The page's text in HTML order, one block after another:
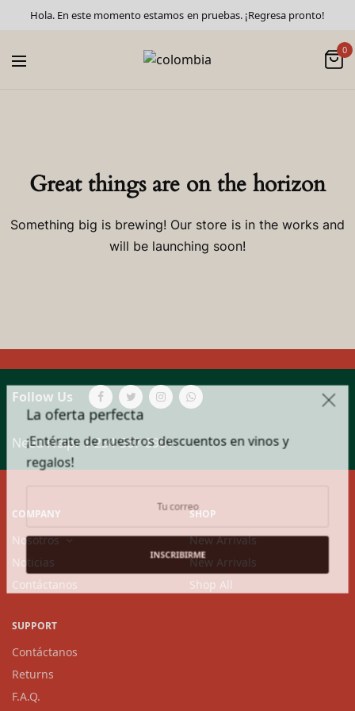
La oferta perfecta
¡Entérate de nuestros descuentos en vinos y
regalos!
INSCRIBIRME
Hola. En este momento estamos en pruebas. ¡Regresa pronto!
0
Great things are on the horizon
Something big is brewing! Our store is in the works and
will be launching soon!
Follow Us
Need Help? 1-234-567-8901
COMPANY
Nosotros
Noticias
Contáctanos
SHOP
New Arrivals
New Arrivals
Shop All
SUPPORT
Contáctanos
Returns
F.A.Q.